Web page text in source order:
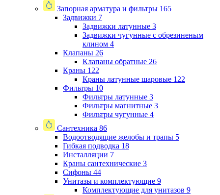
Запорная арматура и фильтры 165
Задвижки 7
Задвижки латунные 3
Задвижки чугунные с обрезиненым
клином 4
Клапаны 26
Клапаны обратные 26
Краны 122
Краны латунные шаровые 122
Фильтры 10
Фильтры латунные 3
Фильтры магнитные 3
Фильтры чугунные 4
Сантехника 86
Водоотводящие желобы и трапы 5
Гибкая подводка 18
Инсталляции 7
Краны сантехнические 3
Сифоны 44
Унитазы и комплектующие 9
Комплектующие для унитазов 9